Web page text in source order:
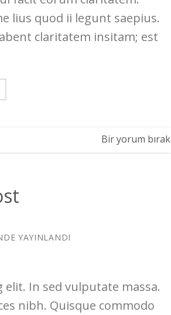
lius quod ii legunt saepius.
claritatem insitam; est
Bir yorum bırak
YAYINLANDI
In sed vulputate massa.
nibh. Quisque commodo